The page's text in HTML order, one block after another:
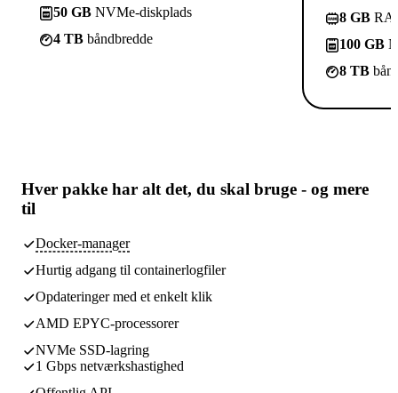
50 GB NVMe-diskplads
4 TB båndbredde
8 GB
100 GB
8 TB
Hver pakke har alt det, du skal bruge - og mere
til
Docker-manager
Hurtig adgang til containerlogfiler
Opdateringer med et enkelt klik
AMD EPYC-processorer
NVMe SSD-lagring
1 Gbps netværkshastighed